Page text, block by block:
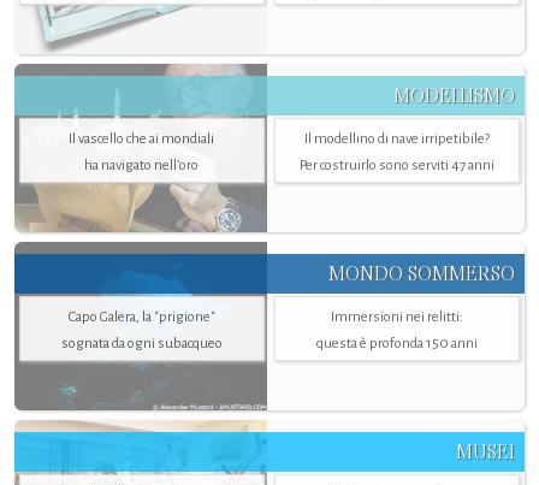
MODELLISMO
Il vascello che ai mondiali
ha navigato nell’oro
Il modellino di nave irripetibile?
Per costruirlo sono serviti 47 anni
MONDO SOMMERSO
Capo Galera, la "prigione"
sognata da ogni subacqueo
Immersioni nei relitti:
questa è profonda 150 anni
MUSEI